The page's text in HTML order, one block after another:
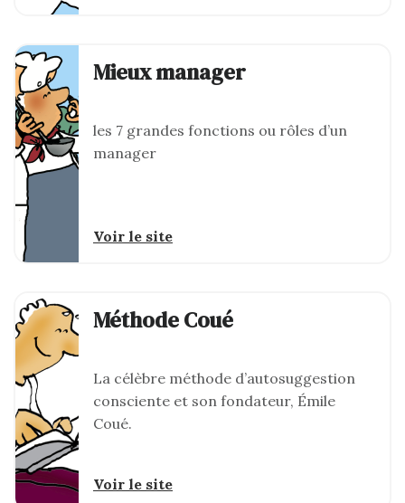
Mieux manager
les 7 grandes fonctions ou rôles d’un
manager
Voir le site
Méthode Coué
La célèbre méthode d’autosuggestion
consciente et son fondateur, Émile
Coué.
Voir le site